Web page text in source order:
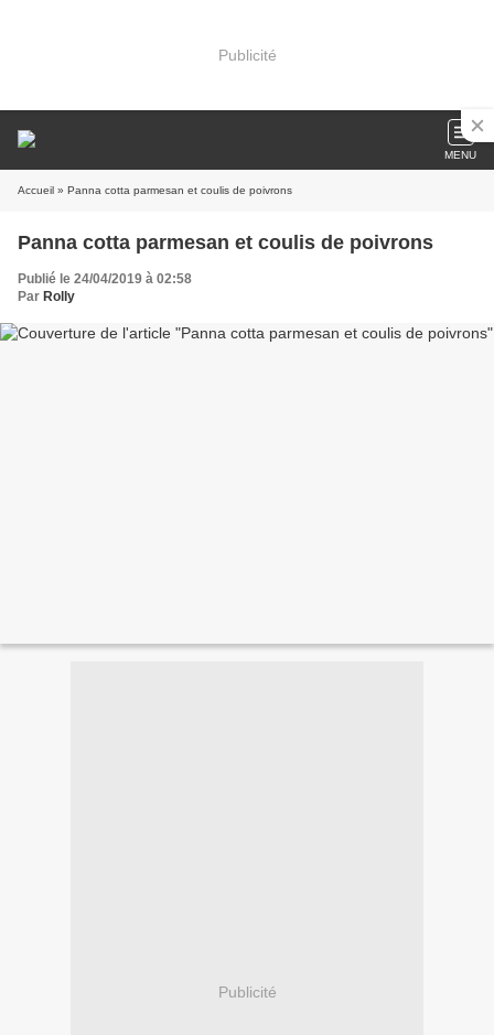
Publicité
MENU
Accueil » Panna cotta parmesan et coulis de poivrons
Panna cotta parmesan et coulis de poivrons
Publié le 24/04/2019 à 02:58
Par Rolly
Publicité